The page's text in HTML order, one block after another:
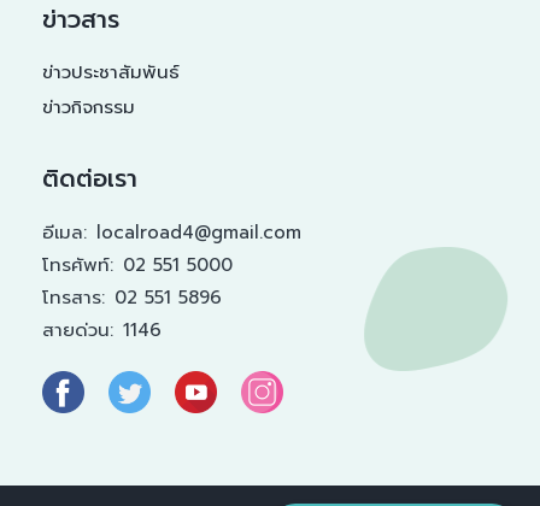
ข่าวสาร
ข่าวประชาสัมพันธ์
ข่าวกิจกรรม
ติดต่อเรา
อีเมล: localroad4@gmail.com
โทรศัพท์: 02 551 5000
โทรสาร: 02 551 5896
สายด่วน: 1146